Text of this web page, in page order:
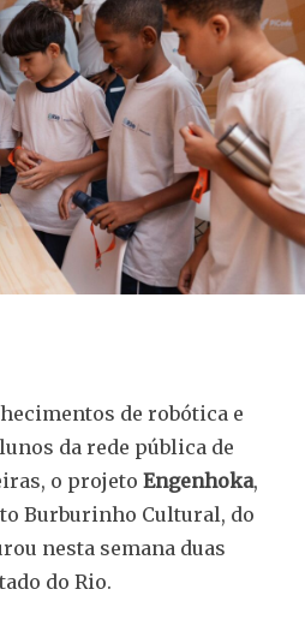
de robótica e
da rede pública de
o projeto Engenhoka,
Burburinho Cultural, do
nesta semana duas
do Rio.